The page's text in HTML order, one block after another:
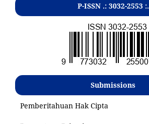
P-ISSN .: 3032-2553:.
Submissions
Pemberitahuan Hak Cipta